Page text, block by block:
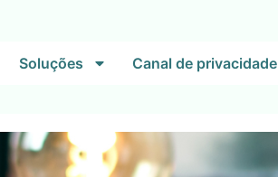
Soluções Canal de privacidade